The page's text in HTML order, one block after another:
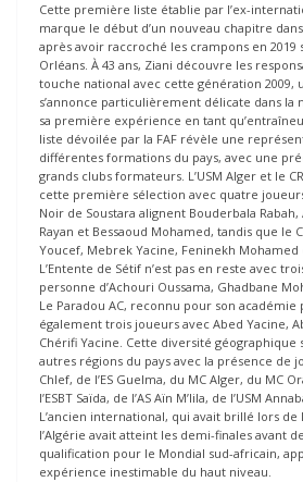
Cette première liste établie par l’ex-
marque le début d’un nouveau chapitre
après avoir raccroché les crampons en 2019
Orléans. À 43 ans, Ziani découvre les
touche national avec cette génération 2009,
s’annonce particulièrement délicate dans la
sa première expérience en tant
liste dévoilée par la FAF révèle une
différentes formations du pays, avec une
grands clubs formateurs. L’USM Alger et le
cette première sélection avec quatre
Noir de Soustara alignent Bouderbala
Rayan et Bessaoud Mohamed, tandis que le
Youcef, Mebrek Yacine, Feninekh Mohamed
L’Entente de Sétif n’est pas en reste avec
personne d’Achouri Oussama, Ghadbane
Le Paradou AC, reconnu pour son
également trois joueurs avec Abed Yacine,
Chérifi Yacine. Cette diversité géographique
autres régions du pays avec la présence de
Chlef, de l’ES Guelma, du MC Alger, du MC
l’ESBT Saïda, de l’AS Aïn M’lila, de l’USM
L’ancien international, qui avait brillé lors de
l’Algérie avait atteint les demi-finales avant
qualification pour le Mondial sud-africain,
expérience inestimable du haut niveau.